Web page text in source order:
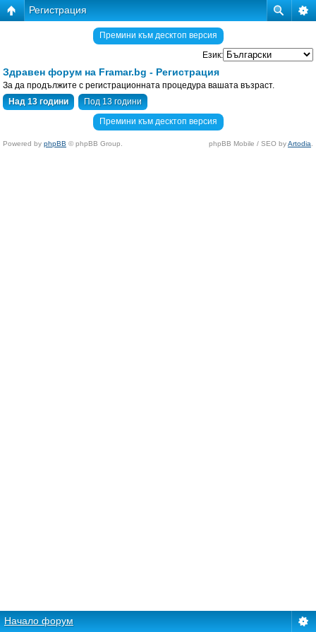
Регистрация
Премини към десктоп версия
Език:
Здравен форум на Framar.bg - Регистрация
За да продължите с регистрационната процедура вашата възраст.
Над 13 години
Под 13 години
Премини към десктоп версия
Powered by phpBB © phpBB Group. phpBB Mobile / SEO byArtodia
Начало форум